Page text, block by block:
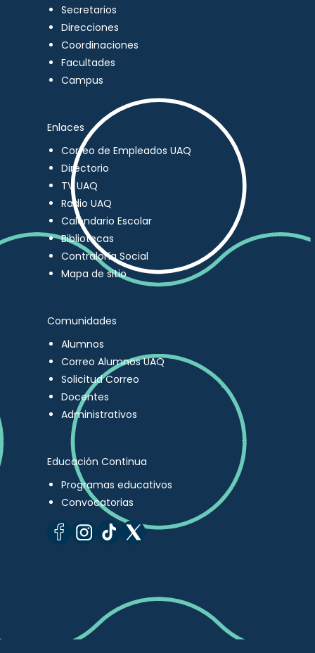
Secretarios
Direcciones
Coordinaciones
Facultades
Campus
Enlaces
Correo de Empleados UAQ
Directorio
TV UAQ
Radio UAQ
Calendario Escolar
Bibliotecas
Contraloría Social
Mapa de sitio
Comunidades
Alumnos
Correo Alumnos UAQ
Solicitud Correo
Docentes
Administrativos
Educación Continua
Programas educativos
Convocatorias